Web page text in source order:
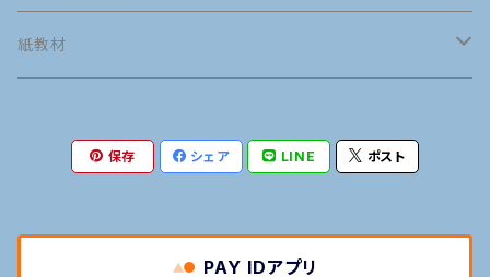
英語
接客英会話
旅行英会話
タイ語発音
旅行タイ語
語学の専門用語
紙教材
英語発音
接客英会話
タイ語発音
マナー
保存 シェア LINE ポスト
PAY IDアプリ